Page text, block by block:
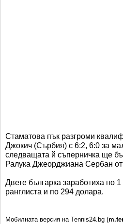
Стаматова пък разгроми
Джокич (Сърбия) с 6:2, 6:0 за
следващата й съперничка ще
Ралука Джеорджиана Сербан
Двете българка заработиха по 1
ранглиста и по 294 долара.
Мобилната версия на Tennis24.bg (